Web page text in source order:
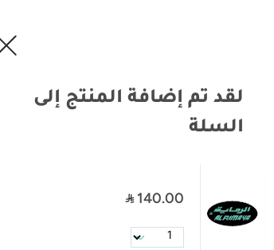
لقد تم إضافة المنتج إلى
السلة
140.00